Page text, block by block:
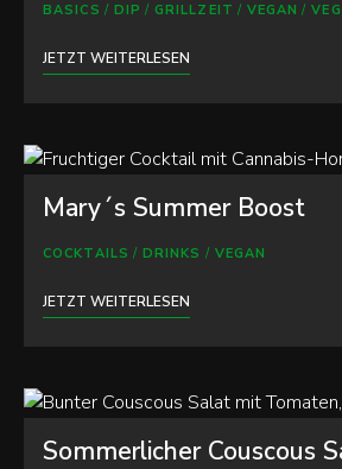
BASICS / DIP / GRILLZEIT / VEGAN /
JETZT WEITERLESEN
Mary´s Summer Boost
COCKTAILS / DRINKS / VEGAN
JETZT WEITERLESEN
Sommerlicher Couscous